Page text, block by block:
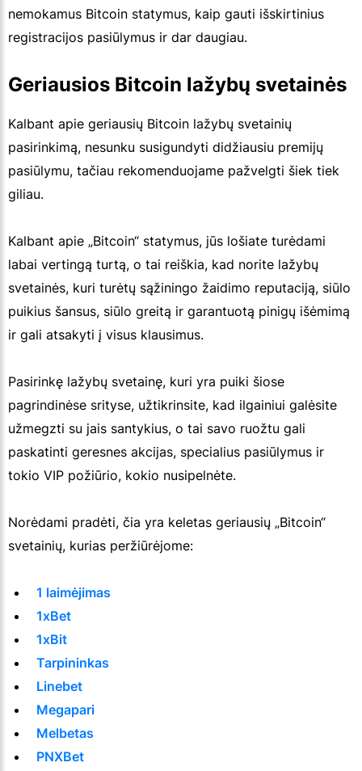
nemokamus Bitcoin statymus, kaip gauti išskirtinius
registracijos pasiūlymus ir dar daugiau.
Geriausios Bitcoin lažybų svetainės
Kalbant apie geriausių Bitcoin lažybų svetainių
pasirinkimą, nesunku susigundyti didžiausiu premijų
pasiūlymu, tačiau rekomenduojame pažvelgti šiek tiek
giliau.
Kalbant apie „Bitcoin“ statymus, jūs lošiate turėdami
labai vertingą turtą, o tai reiškia, kad norite lažybų
svetainės, kuri turėtų sąžiningo žaidimo reputaciją, siūlo
puikius šansus, siūlo greitą ir garantuotą pinigų išėmimą
ir gali atsakyti į visus klausimus.
Pasirinkę lažybų svetainę, kuri yra puiki šiose
pagrindinėse srityse, užtikrinsite, kad ilgainiui galėsite
užmegzti su jais santykius, o tai savo ruožtu gali
paskatinti geresnes akcijas, specialius pasiūlymus ir
tokio VIP požiūrio, kokio nusipelnėte.
Norėdami pradėti, čia yra keletas geriausių „Bitcoin“
svetainių, kurias peržiūrėjome:
1 laimėjimas
1xBet
1xBit
Tarpininkas
Linebet
Megapari
Melbetas
PNXBet